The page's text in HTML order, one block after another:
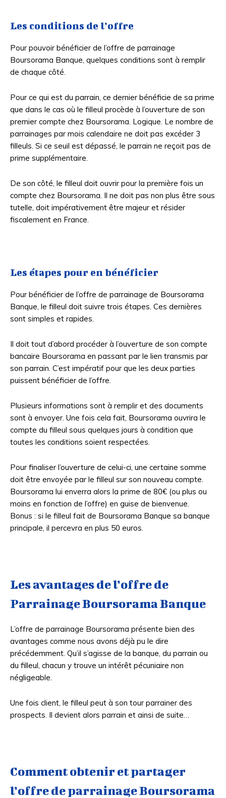
Les conditions de l’offre
Pour pouvoir bénéficier de l’offre de parrainage
Boursorama Banque, quelques conditions sont à remplir
de chaque côté.
Pour ce qui est du parrain, ce dernier bénéficie de sa prime
que dans le cas où le filleul procède à l’ouverture de son
premier compte chez Boursorama. Logique. Le nombre de
parrainages par mois calendaire ne doit pas excéder 3
filleuls. Si ce seuil est dépassé, le parrain ne reçoit pas de
prime supplémentaire.
De son côté, le filleul doit ouvrir pour la première fois un
compte chez Boursorama. Il ne doit pas non plus être sous
tutelle, doit impérativement être majeur et résider
fiscalement en France.
Les étapes pour en bénéficier
Pour bénéficier de l’offre de parrainage de Boursorama
Banque, le filleul doit suivre trois étapes. Ces dernières
sont simples et rapides.
Il doit tout d’abord procéder à l’ouverture de son compte
bancaire Boursorama en passant par le lien transmis par
son parrain. C’est impératif pour que les deux parties
puissent bénéficier de l’offre.
Plusieurs informations sont à remplir et des documents
sont à envoyer. Une fois cela fait, Boursorama ouvrira le
compte du filleul sous quelques jours à condition que
toutes les conditions soient respectées.
Pour finaliser l’ouverture de celui-ci, une certaine somme
doit être envoyée par le filleul sur son nouveau compte.
Boursorama lui enverra alors la prime de 80€ (ou plus ou
moins en fonction de l’offre) en guise de bienvenue.
Bonus : si le filleul fait de Boursorama Banque sa banque
principale, il percevra en plus 50 euros.
Les avantages de l’offre de
Parrainage Boursorama Banque
L’offre de parrainage Boursorama présente bien des
avantages comme nous avons déjà pu le dire
précédemment. Qu’il s’agisse de la banque, du parrain ou
du filleul, chacun y trouve un intérêt pécuniaire non
négligeable.
Une fois client, le filleul peut à son tour parrainer des
prospects. Il devient alors parrain et ainsi de suite…
Comment obtenir et partager
l’offre de parrainage Boursorama